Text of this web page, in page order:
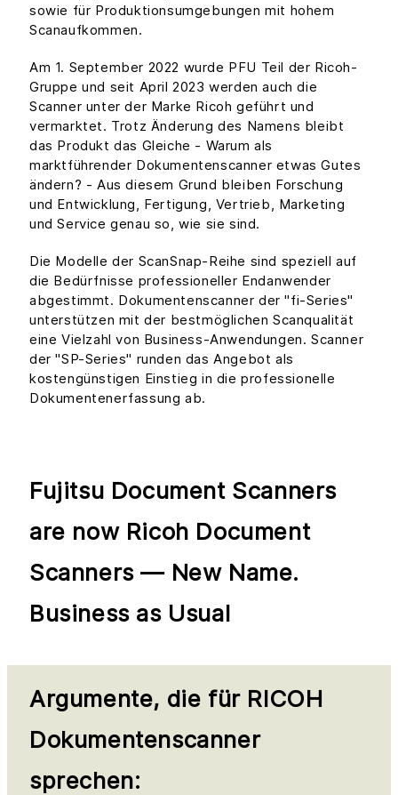
sowie für Produktionsumgebungen mit hohem
Scanaufkommen.
Am 1. September 2022 wurde PFU Teil der Ricoh-
Gruppe und seit April 2023 werden auch die
Scanner unter der Marke Ricoh geführt und
vermarktet. Trotz Änderung des Namens bleibt
das Produkt das Gleiche - Warum als
marktführender Dokumentenscanner etwas Gutes
ändern? - Aus diesem Grund bleiben Forschung
und Entwicklung, Fertigung, Vertrieb, Marketing
und Service genau so, wie sie sind.
Die Modelle der ScanSnap-Reihe sind speziell auf
die Bedürfnisse professioneller Endanwender
abgestimmt. Dokumentenscanner der "fi-Series"
unterstützen mit der bestmöglichen Scanqualität
eine Vielzahl von Business-Anwendungen. Scanner
der "SP-Series" runden das Angebot als
kostengünstigen Einstieg in die professionelle
Dokumentenerfassung ab.
Fujitsu Document Scanners
are now Ricoh Document
Scanners — New Name.
Business as Usual
Argumente, die für RICOH
Dokumentenscanner
sprechen: